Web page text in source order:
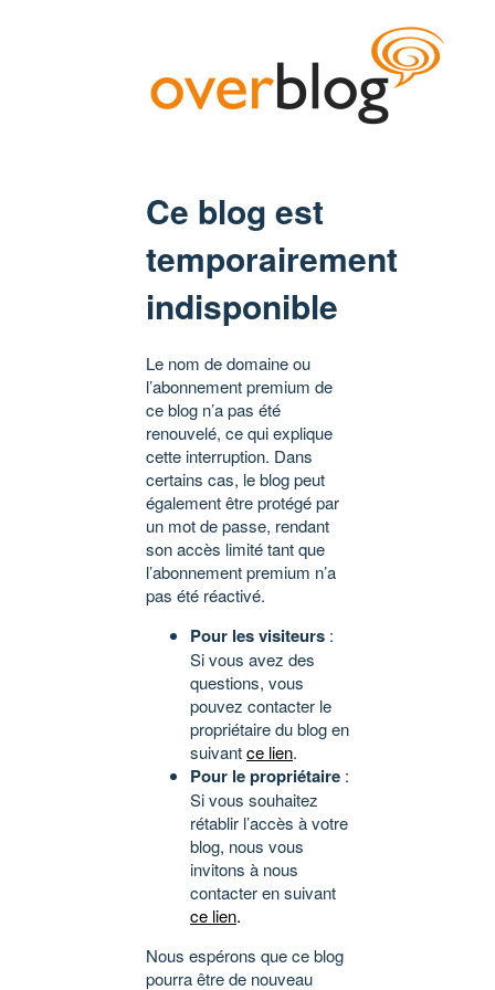
Ce blog est
temporairement
indisponible
Le nom de domaine ou
l’abonnement premium de
ce blog n’a pas été
renouvelé, ce qui explique
cette interruption. Dans
certains cas, le blog peut
également être protégé par
un mot de passe, rendant
son accès limité tant que
l’abonnement premium n’a
pas été réactivé.
Pour les visiteurs :
Si vous avez des
questions, vous
pouvez contacter le
propriétaire du blog en
suivantce lien.
Pour le propriétaire :
Si vous souhaitez
rétablir l’accès à votre
blog, nous vous
invitons à nous
contacter en suivant
ce lien.
Nous espérons que ce blog
pourra être de nouveau